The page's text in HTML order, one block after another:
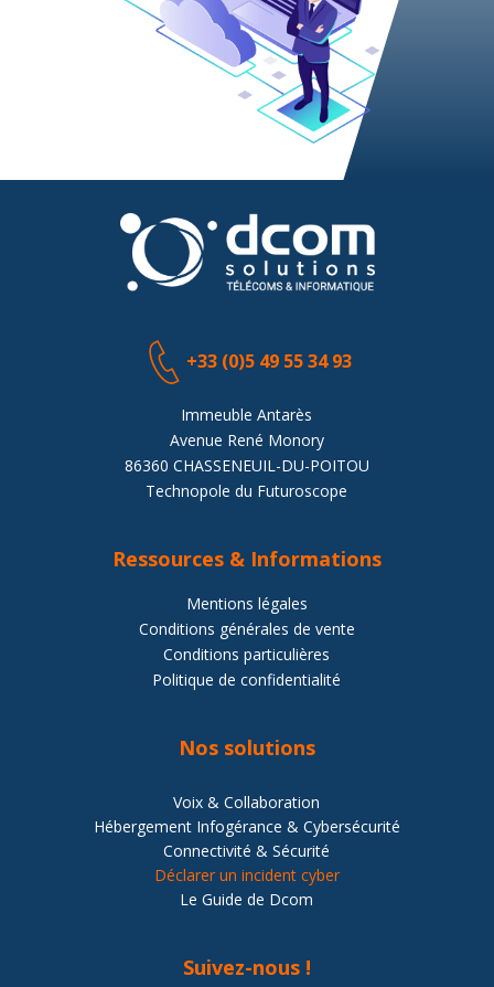
+33 (0)5 49 55 34 93
Immeuble Antarès
Avenue René Monory
86360 CHASSENEUIL-DU-POITOU
Technopole du Futuroscope
Ressources & Informations
Mentions légales
Conditions générales de vente
Conditions particulières
Politique de confidentialité
Nos solutions
Voix & Collaboration
Hébergement Infogérance & Cybersécurité
Connectivité & Sécurité
Déclarer un incident cyber
Le Guide de Dcom
Suivez-nous !